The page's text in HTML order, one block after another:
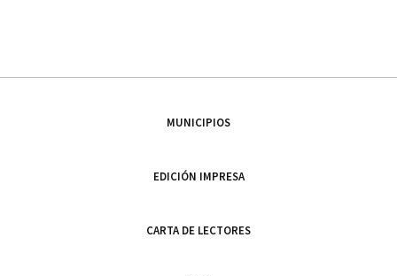
MUNICIPIOS
EDICIÓN IMPRESA
CARTA DE LECTORES